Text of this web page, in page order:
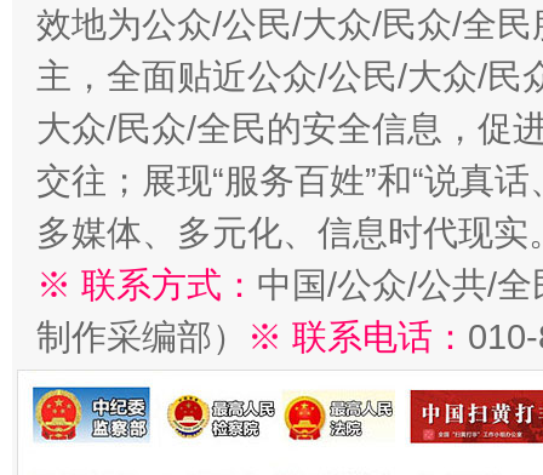
效地为公众/公民/大众/民众/全
主，全面贴近公众/公民/大众/民
大众/民众/全民的安全信息，促
交往；展现“服务百姓”和“说真
多媒体、多元化、信息时代现实
※ 联系方式： 中国/公众/公共/
制作采编部）
※ 联系电话：